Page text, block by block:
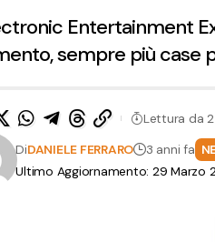
Entertainment
sempre più case
Ultimo Aggiornamento: 29 Marzo
DiDANIELE FERRARO 3 anni fa
Lettura da